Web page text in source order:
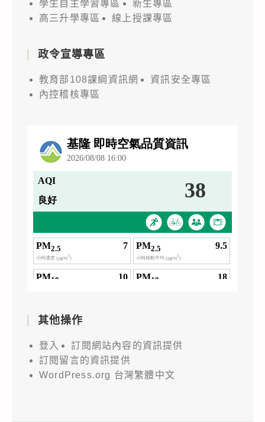
學生自主學習專區
新生專區
高三升學專區
線上授課專區
政令宣導專區
教育部108課綱資訊網
資訊安全專區
內控稽核專區
其他操作
登入
訂閱網站內容的資訊提供
訂閱留言的資訊提供
WordPress.org 台灣繁體中文